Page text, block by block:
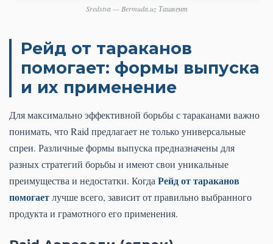
Sredstva — Bermuda.uz Ташкент
Рейд от тараканов
помогает: формы выпуска
и их применение
Для максимально эффективной борьбы с тараканами важно
понимать, что Raid предлагает не только универсальные
спреи. Различные формы выпуска предназначены для
разных стратегий борьбы и имеют свои уникальные
преимущества и недостатки. Когда Рейд от тараканов
помогаетлучше всего, зависит от правильно выбранного
продукта и грамотного его применения.